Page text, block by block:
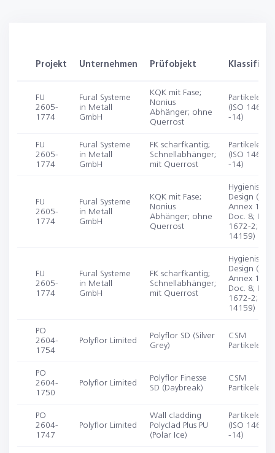
Projekt Unternehmen Prüfobjekt
FU
2605-
1774
Fural Systeme
in Metall
GmbH
KQK mit Fase;
Nonius
Abhänger; ohne
Querrost
(ISO
-14)
FU
2605-
1774
Fural Systeme
in Metall
GmbH
FK scharfkantig;
Schnellabhänger;
mit Querrost
(ISO
-14)
FU
2605-
1774
Fural Systeme
in Metall
GmbH
KQK mit Fase;
Nonius
Abhänger; ohne
Querrost
Design (EU
Annex 1;
Doc. 8; DIN
1672-2; ISO
14159)
FU
2605-
1774
Fural Systeme
in Metall
GmbH
FK scharfkantig;
Schnellabhänger;
mit Querrost
Design (EU
Annex 1;
Doc. 8; DIN
1672-2; ISO
14159)
PO
2604-
1754
Polyflor Limited
Polyflor SD (Silver
Grey)
CSM
PO
2604-
1750
Polyflor Limited
Polyflor Finesse
SD (Daybreak)
CSM
PO
2604-
1747
Polyflor Limited
Wall cladding
Polyclad Plus PU
(Polar Ice)
(ISO
-14)